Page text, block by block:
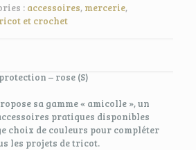
: accessoires, mercerie,
et crochet
– rose (S)
sa gamme « amicolle », un
pratiques disponibles
choix de couleurs pour compléter
les projets de tricot.